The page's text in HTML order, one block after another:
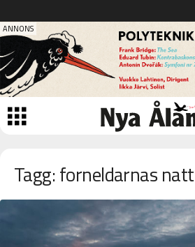
Tagg: forneldarnas natt